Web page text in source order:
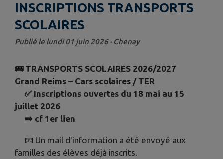
INSCRIPTIONS TRANSPORTS
SCOLAIRES
Publié le lundi 01 juin 2026 - Chenay
🚌 TRANSPORTS SCOLAIRES 2026/2027
Grand Reims – Cars scolaires / TER
✅ Inscriptions ouvertes du 18 mai au 15
juillet 2026
➡️ cf 1er lien
📧 Un mail d'information a été envoyé aux
familles des élèves déjà inscrits.